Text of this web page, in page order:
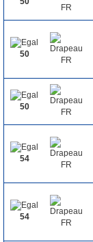
50
50
50
54
54